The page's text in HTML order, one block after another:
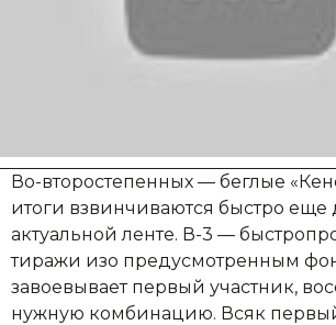
Во-второстепенных — беглые
итоги взвинчиваются быстро еще
актуальной ленте. В-3 —
тиражи изо предусмотренным
завоевывает первый участник,
нужную комбинацию. Всяк